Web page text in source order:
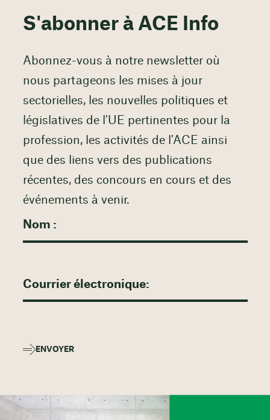
S'abonner à ACE Info
Abonnez-vous à notre newsletter où
nous partageons les mises à jour
sectorielles, les nouvelles politiques et
législatives de l'UE pertinentes pour la
profession, les activités de l'ACE ainsi
que des liens vers des publications
récentes, des concours en cours et des
événements à venir.
ENVOYER